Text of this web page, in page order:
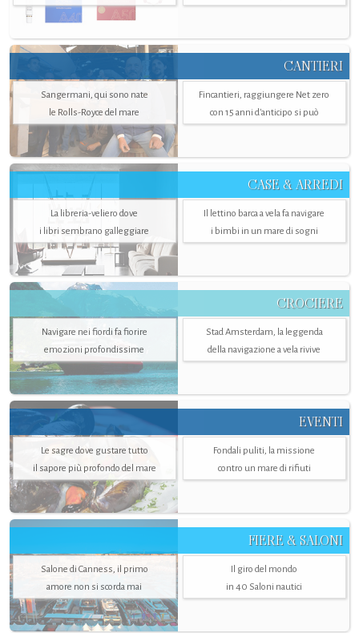
CANTIERI
Sangermani, qui sono nate
le Rolls-Royce del mare
Fincantieri, raggiungere Net zero
con 15 anni d'anticipo si può
CASE & ARREDI
La libreria-veliero dove
i libri sembrano galleggiare
Il lettino barca a vela fa navigare
i bimbi in un mare di sogni
CROCIERE
Navigare nei fiordi fa fiorire
emozioni profondissime
Stad Amsterdam, la leggenda
della navigazione a vela rivive
EVENTI
Le sagre dove gustare tutto
il sapore più profondo del mare
Fondali puliti, la missione
contro un mare di rifiuti
FIERE & SALONI
Salone di Canness, il primo
amore non si scorda mai
Il giro del mondo
in 40 Saloni nautici